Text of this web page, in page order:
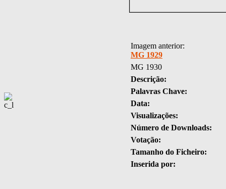
Imagem anterior:
MG 1929
MG 1930
Descrição:
Palavras Chave:
Data:
Visualizações:
Número de Downloads:
Votação:
Tamanho do Ficheiro:
Inserida por: